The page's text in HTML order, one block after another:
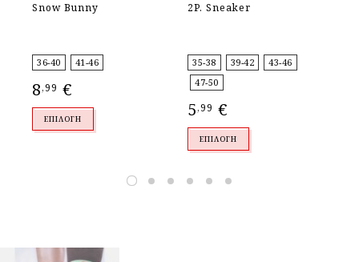
Snow Bunny
36-40 41-46
8,99 €
ΕΠΙΛΟΓΉ
2P. Sneaker
35-38 39-42
43-46
47-50
5,99 €
ΕΠΙΛΟΓΉ